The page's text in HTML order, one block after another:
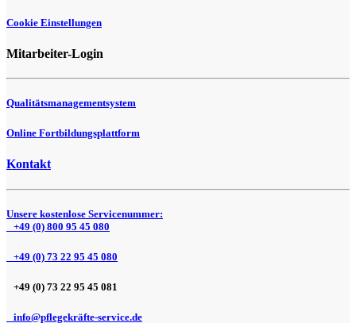
Cookie Einstellungen
Mitarbeiter-Login
Qualitätsmanagementsystem
Online Fortbildungsplattform
Kontakt
Unsere kostenlose Servicenummer:
+49 (0) 800 95 45 080
+49 (0) 73 22 95 45 080
+49 (0) 73 22 95 45 081
info@pflegekräfte-service.de